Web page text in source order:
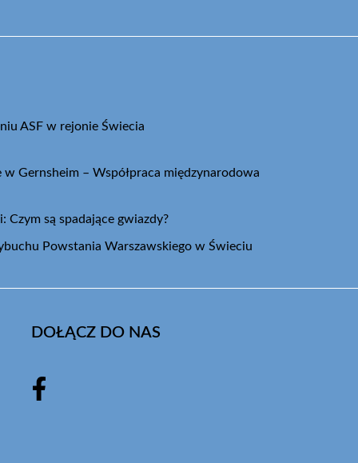
ASF w rejonie Świecia
w Gernsheim – Współpraca międzynarodowa
Czym są spadające gwiazdy?
Powstania Warszawskiego w Świeciu
DOŁĄCZ DO NAS